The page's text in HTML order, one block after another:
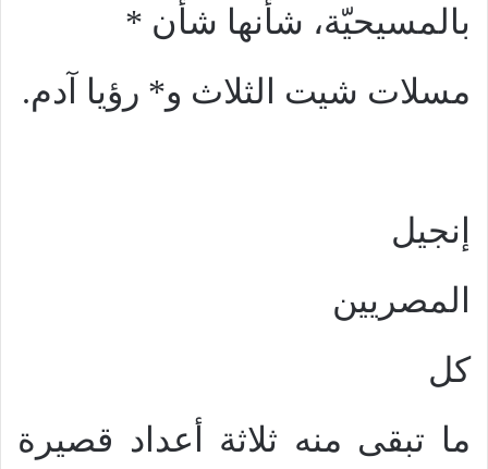
بالمسيحيّة، شأنها شأن *
مسلات شيت الثلاث و* رؤيا آدم.
إنجيل
المصريين
كل
ما تبقى منه ثلاثة أعداد قصيرة